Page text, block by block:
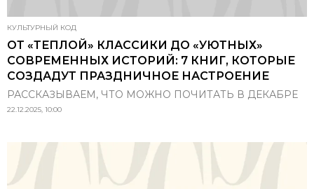
КУЛЬТУРНЫЙ КОД
ОТ «ТЕПЛОЙ» КЛАССИКИ ДО «УЮТНЫХ»
СОВРЕМЕННЫХ ИСТОРИЙ: 7 КНИГ, КОТОРЫЕ
СОЗДАДУТ ПРАЗДНИЧНОЕ НАСТРОЕНИЕ
РАССКАЗЫВАЕМ, ЧТО МОЖНО ПОЧИТАТЬ В ДЕКАБРЕ
22.12.2025, 10:00